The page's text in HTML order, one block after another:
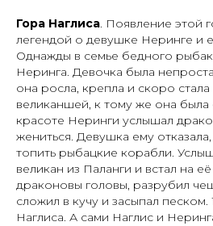
Гора Наглиса. Появление этой
легендой о девушке Неринге и
Однажды в семье бедного
Неринга. Девочка была
она росла, крепла и скоро
великаншей, к тому же она была
красоте Неринги услышал
жениться. Девушка ему
топить рыбацкие корабли.
великан из Паланги и встал на
драконовы головы, разрубил
сложил в кучу и засыпал песком.
Наглиса. А сами Наглис и